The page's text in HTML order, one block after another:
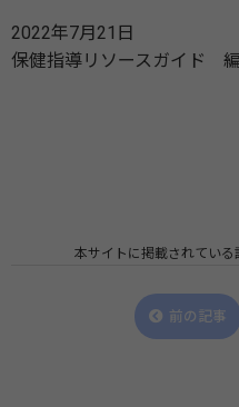
2022年7月21日
保健指導リソースガイド
本サイトに掲載されている
前の記事